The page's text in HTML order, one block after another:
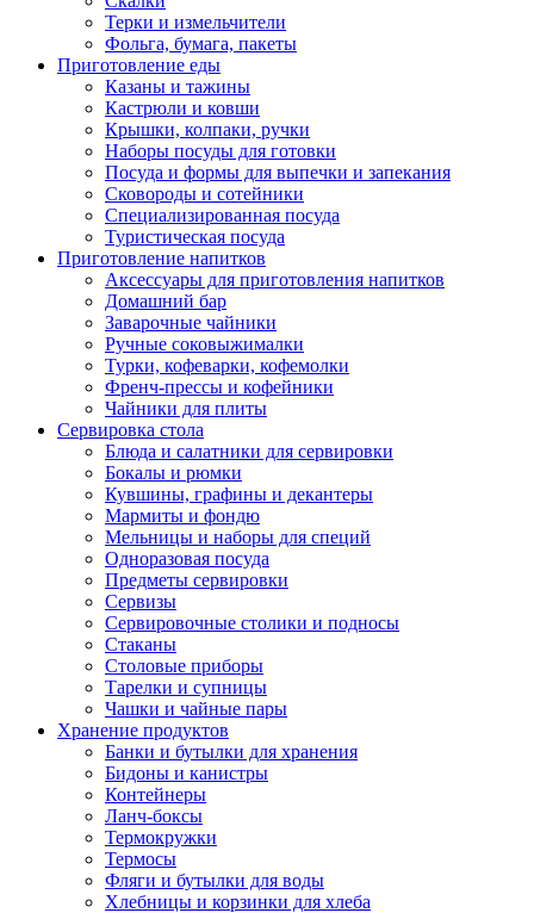
Терки и измельчители
Фольга, бумага, пакеты
Приготовление еды
Казаны и тажины
Кастрюли и ковши
Крышки, колпаки, ручки
Наборы посуды для готовки
Посуда и формы для выпечки и запекания
Сковороды и сотейники
Специализированная посуда
Туристическая посуда
Приготовление напитков
Аксессуары для приготовления напитков
Домашний бар
Заварочные чайники
Ручные соковыжималки
Турки, кофеварки, кофемолки
Френч-прессы и кофейники
Чайники для плиты
Сервировка стола
Блюда и салатники для сервировки
Бокалы и рюмки
Кувшины, графины и декантеры
Мармиты и фондю
Мельницы и наборы для специй
Одноразовая посуда
Предметы сервировки
Сервизы
Сервировочные столики и подносы
Стаканы
Столовые приборы
Тарелки и супницы
Чашки и чайные пары
Хранение продуктов
Банки и бутылки для хранения
Бидоны и канистры
Контейнеры
Ланч-боксы
Термокружки
Термосы
Фляги и бутылки для воды
Хлебницы и корзинки для хлеба